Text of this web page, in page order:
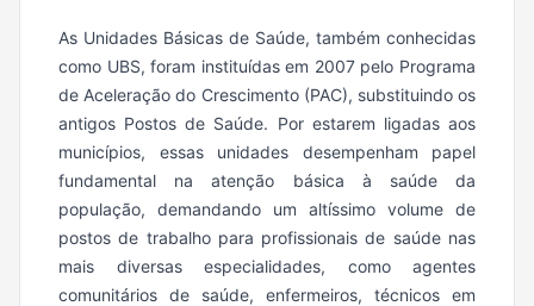
As Unidades Básicas de Saúde, também conhecidas
como UBS, foram instituídas em 2007 pelo Programa
de Aceleração do Crescimento (PAC), substituindo os
antigos Postos de Saúde. Por estarem ligadas aos
municípios, essas unidades desempenham papel
fundamental na atenção básica à saúde da
população, demandando um altíssimo volume de
postos de trabalho para profissionais de saúde nas
mais diversas especialidades, como agentes
comunitários de saúde, enfermeiros, técnicos em